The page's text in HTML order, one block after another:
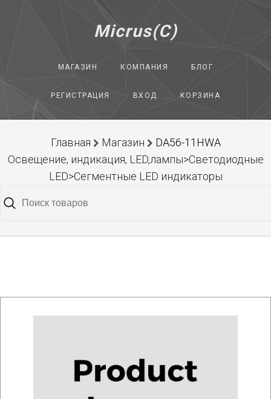
Micrus(C)
МАГАЗИН КОМПАНИЯ БЛОГ
РЕГИСТРАЦИЯ ВХОД КОРЗИНА
Главная Магазин
DA56-11HWA
Освещение, индикация, LED,лампы>Светодиодные
LED>Сегментные LED индикаторы